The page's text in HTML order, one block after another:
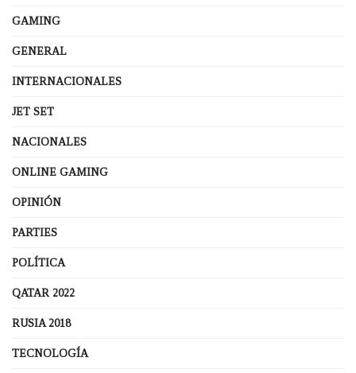
GAMING
GENERAL
INTERNACIONALES
JET SET
NACIONALES
ONLINE GAMING
OPINIÓN
PARTIES
POLÍTICA
QATAR 2022
RUSIA 2018
TECNOLOGÍA